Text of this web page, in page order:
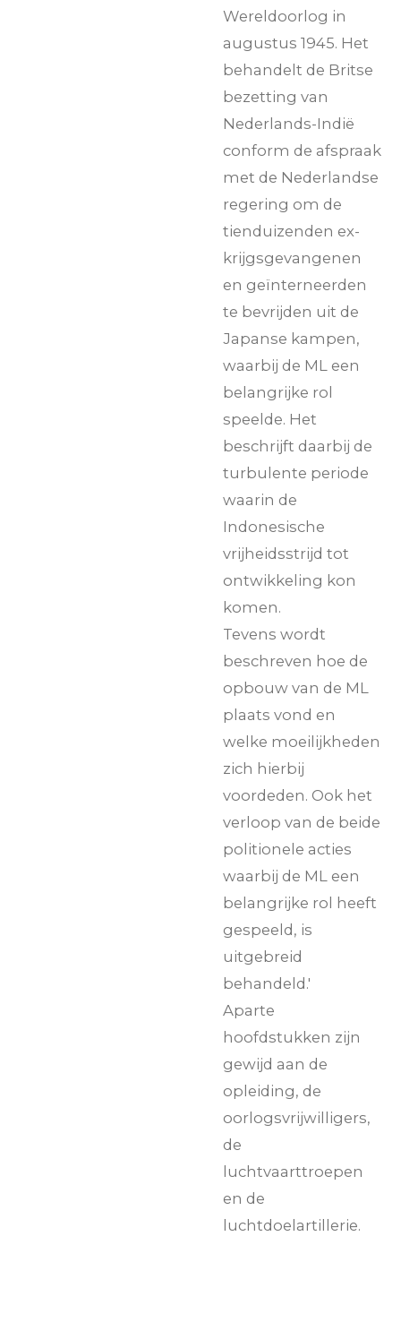
Wereldoorlog in
augustus 1945. Het
behandelt de Britse
bezetting van
Nederlands-Indië
conform de afspraak
met de Nederlandse
regering om de
tienduizenden ex-
krijgsgevangenen
en geïnterneerden
te bevrijden uit de
Japanse kampen,
waarbij de ML een
belangrijke rol
speelde. Het
beschrijft daarbij de
turbulente periode
waarin de
Indonesische
vrijheidsstrijd tot
ontwikkeling kon
komen.
Tevens wordt
beschreven hoe de
opbouw van de ML
plaats vond en
welke moeilijkheden
zich hierbij
voordeden. Ook het
verloop van de beide
politionele acties
waarbij de ML een
belangrijke rol heeft
gespeeld, is
uitgebreid
behandeld.'
Aparte
hoofdstukken zijn
gewijd aan de
opleiding, de
oorlogsvrijwilligers,
de
luchtvaarttroepen
en de
luchtdoelartillerie.